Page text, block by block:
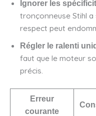
Ignorer les
tronçonneuse Stihl
respect peut
Régler le ralenti
faut que le moteur
précis.
Erreur
courante